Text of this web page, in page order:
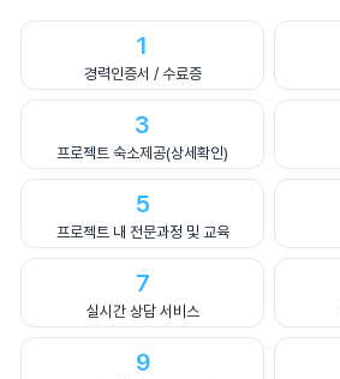
1
경력인증서 / 수료증
3
프로젝트 숙소제공(상세확인)
5
프로젝트 내 전문과정 및 교육
7
실시간 상담 서비스
9